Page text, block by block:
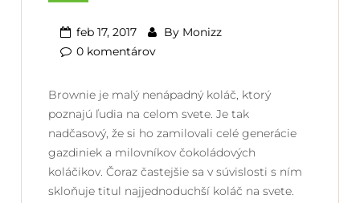
feb 17, 2017 By Monizz
0 komentárov
Brownie je malý nenápadný koláč, ktorý
poznajú ľudia na celom svete. Je tak
nadčasový, že si ho zamilovali celé generácie
gazdiniek a milovníkov čokoládových
koláčikov. Čoraz častejšie sa v súvislosti s ním
skloňuje titul najjednoduchší koláč na svete.